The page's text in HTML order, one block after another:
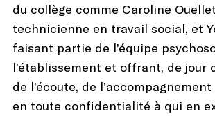
du collège comme Caroline
technicienne en travail social, et
faisant partie de l’équipe
l’établissement et offrant, de jour
de l’écoute, de
en toute confidentialité à qui en